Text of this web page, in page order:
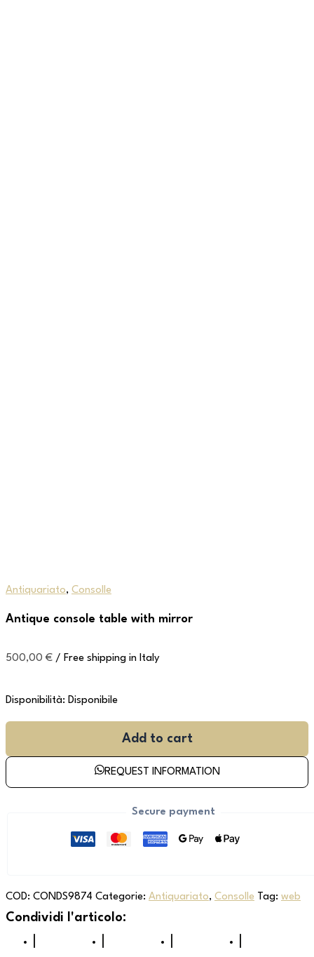
Antiquariato, Consolle
Antique console table with mirror
500,00 € / Free shipping in Italy
Disponibilità: Disponibile
Add to cart
REQUEST INFORMATION
Secure payment
COD: CONDS9874 Categorie: Antiquariato, Consolle Tag: web